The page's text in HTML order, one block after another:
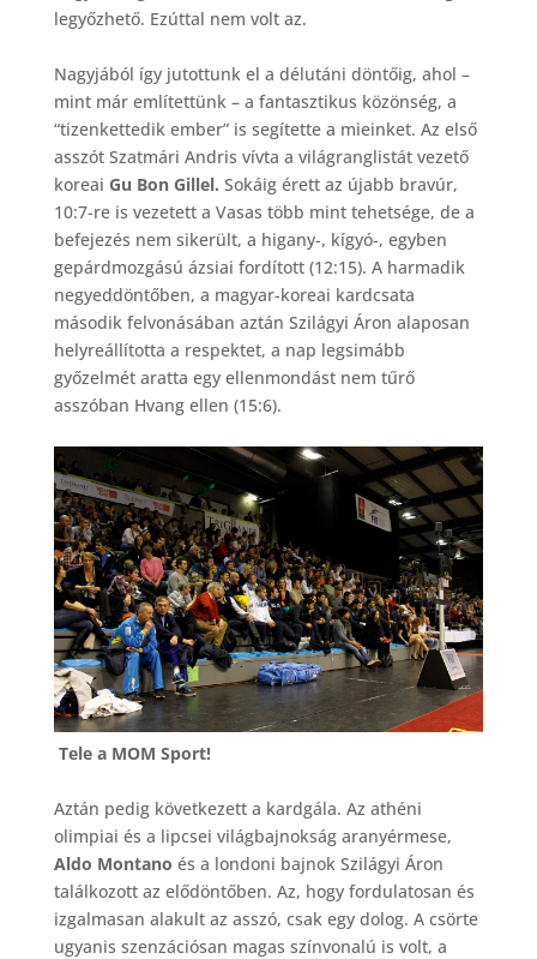
legyőzhető. Ezúttal nem volt az.
Nagyjából így jutottunk el a délutáni döntőig, ahol –
mint már említettünk – a fantasztikus közönség, a
“tizenkettedik ember” is segítette a mieinket. Az első
asszót Szatmári Andris vívta a világranglistát vezető
koreai Gu Bon Gillel. Sokáig érett az újabb bravúr,
10:7-re is vezetett a Vasas több mint tehetsége, de a
befejezés nem sikerült, a higany-, kígyó-, egyben
gepárdmozgású ázsiai fordított (12:15). A harmadik
negyeddöntőben, a magyar-koreai kardcsata
második felvonásában aztán Szilágyi Áron alaposan
helyreállította a respektet, a nap legsimább
győzelmét aratta egy ellenmondást nem tűrő
asszóban Hvang ellen (15:6).
Tele a MOM Sport!
Aztán pedig következett a kardgála. Az athéni
olimpiai és a lipcsei világbajnokság aranyérmese,
Aldo Montano és a londoni bajnok Szilágyi Áron
találkozott az elődöntőben. Az, hogy fordulatosan és
izgalmasan alakult az asszó, csak egy dolog. A csörte
ugyanis szenzációsan magas színvonalú is volt, a